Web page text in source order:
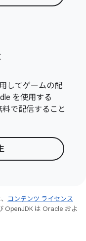
してゲームの配
を使用する
で配信すること
コンテンツ ライセンス
OpenJDK は Oracle およ